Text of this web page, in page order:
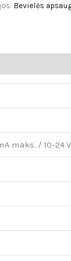
Bevielės
maks. / 10-24